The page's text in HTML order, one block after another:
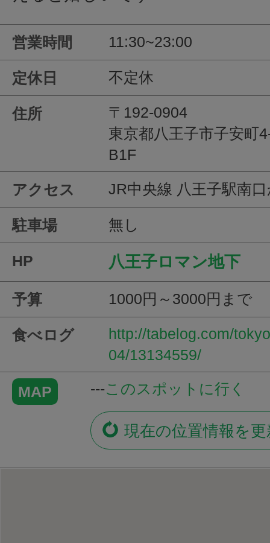
営業時間 11:30~23:00
定休日 不定休
住所
〒192-0904
東京都八王子市子安町
B1F
アクセス JR中央線 八王子駅南
駐車場 無し
HP 八王子ロマン地下
予算 1000円～3000円まで
食べログ
http://tabelog.com/
04/13134559/
MAP ---このスポットに行く
現在の位置情報を